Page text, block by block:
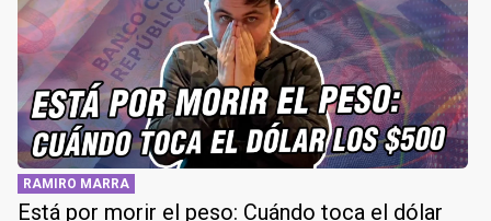
RAMIRO MARRA
Está por morir el peso: Cuándo toca el dólar